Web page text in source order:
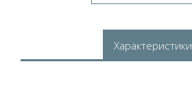
Характеристики